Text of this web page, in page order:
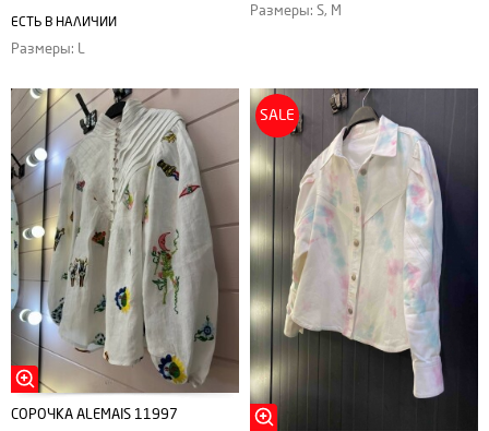
ЕСТЬ В НАЛИЧИИ
Размеры: L
Размеры: S, M
СОРОЧКА ALEMAIS 11997
SALE